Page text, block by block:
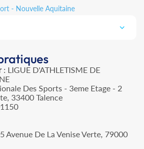
- Nouvelle Aquitaine
: LIGUE D'ATHLETISME DE
Des Sports - 3eme Etage - 2
33400 Talence
Avenue De La Venise Verte, 79000